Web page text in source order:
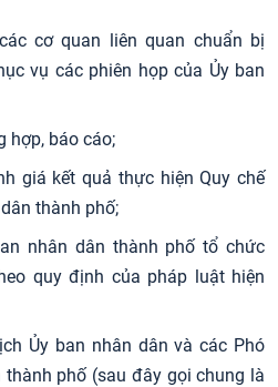
cơ quan liên quan chuẩn bị
vụ các phiên họp của Ủy ban
hợp, báo cáo;
giá kết quả thực hiện Quy chế
thành phố;
nhân dân thành phố tổ chức
quy định của pháp luật hiện
Ủy ban nhân dân và các Phó
thành phố (sau đây gọi chung là